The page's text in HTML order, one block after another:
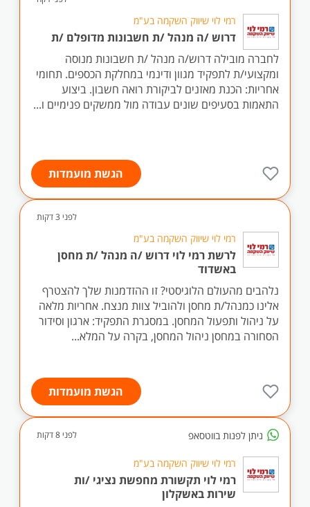
רמי לוי שיווק השקמה בע"מ
דרוש /ה מנהל /ת חשבונות מדופלם /ת
לחברה מובילה דרוש/ה מנהל /ת חשבונות מנוסה
ומקצועי/ת לתפקיד מגוון ודינמי במחלקת הכספים. תחומי
אחריות: הכנת מאזנים לביקורת רואה חשבון. ביצוע
התאמות בסעיפים שונים עבודה מול ממשקים פנימיים ו...
הגשת מועמדות
לפני 3 דקות
רמי לוי שיווק השקמה בע"מ
לרשת רמי לוי דרוש /ה מנהל /ת מחסן
באשדוד
נלהבים מהעולם הלוגיסטי? זו ההזדמנות שלך להצטרף
אלינו כמנהל/ת מחסן ולהוביל צוות מנצח. אחריות מלאה
על ניהול ותפעול המחסן. במסגרת התפקיד: ארגון וסידור
הסחורה במחסן ניהול המחסן, בקרה על המלא...
הגשת מועמדות
ניתן לפנות בווטסאפ לפני 8 דקות
רמי לוי שיווק השקמה בע"מ
רמי לוי תקשורת מחפשת נציגי /ות
שירות באשקלון